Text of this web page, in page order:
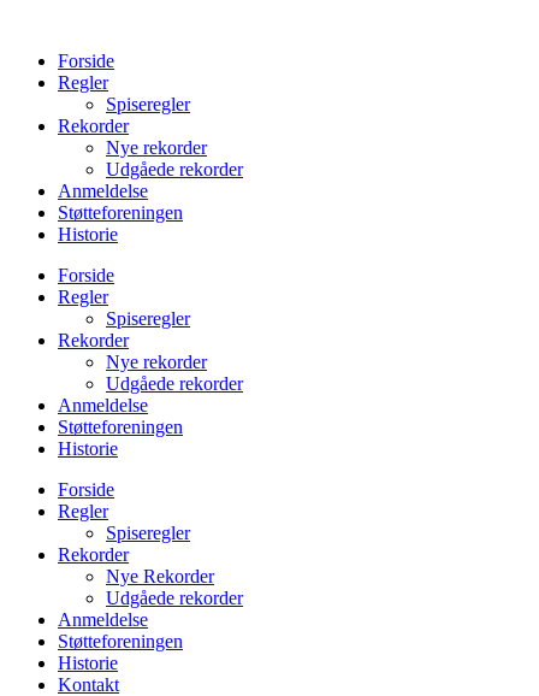
indholdForside
Regler
Spiseregler
Rekorder
Nye rekorder
Udgåede rekorder
Anmeldelse
Støtteforeningen
Historie
Forside
Regler
Spiseregler
Rekorder
Nye rekorder
Udgåede rekorder
Anmeldelse
Støtteforeningen
Historie
Forside
Regler
Spiseregler
Rekorder
Nye Rekorder
Udgåede rekorder
Anmeldelse
Støtteforeningen
Historie
Kontakt